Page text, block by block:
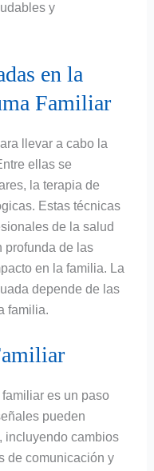
y
en la
Familiar
llevar a cabo la
ellas se
la terapia de
Estas técnicas
de la salud
profunda de las
en la familia. La
depende de las
familia.
es un paso
pueden
incluyendo cambios
de comunicación y